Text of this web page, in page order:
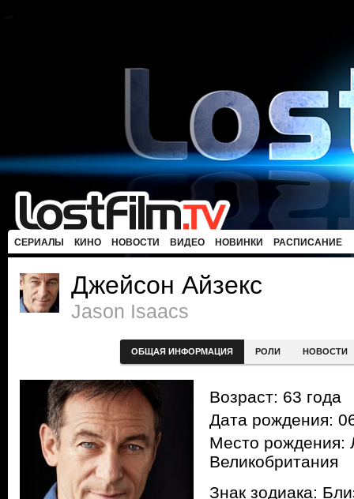
СЕРИАЛЫ КИНО НОВОСТИ ВИДЕО НОВИНКИ РАСПИСАНИЕ
Джейсон Айзекс
Jason Isaacs
ОБЩАЯ ИНФОРМАЦИЯ РОЛИ НОВОСТИ
Возраст: 63 года
Дата рождения:
Место рождения:
Великобритания
Знак зодиака: